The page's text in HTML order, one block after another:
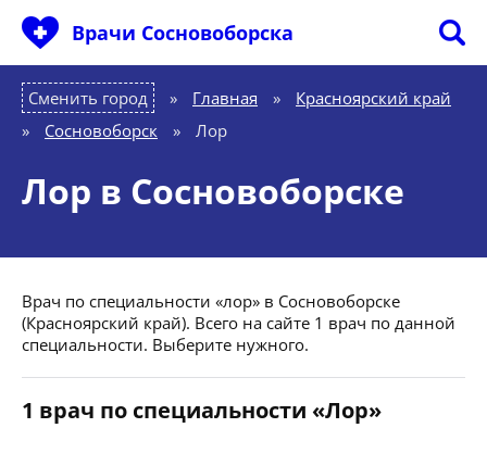
Врачи Сосновоборска
Сменить город Главная »
Красноярский край
»
Сосновоборск » Лор
Лор в Сосновоборске
Врач по специальности «лор» в Сосновоборске
(Красноярский край). Всего на сайте 1 врач по данной
специальности. Выберите нужного.
1 врач по специальности «Лор»